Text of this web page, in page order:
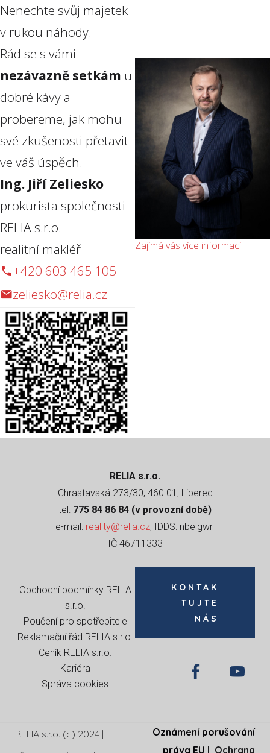
Nenechte svůj majetek
v rukou náhody.
Rád se s vámi
nezávazně setkám u
dobré kávy a
probereme, jak mohu
své zkušenosti přetavit
ve váš úspěch.
Ing. Jiří Zeliesko
prokurista společnosti
RELIA s.r.o.
realitní makléř
+420 603 465 105
zeliesko@relia.cz
Zajímá vás více informací
RELIA s.r.o.
Chrastavská 273/30, 460 01, Liberec
tel: 775 84 86 84 (v provozní době)
e-mail: reality@relia.cz, IDDS: nbeigwr
IČ 46711333
Obchodní podmínky RELIA
s.r.o.
Poučení pro spotřebitele
Reklamační řád RELIA s.r.o.
Ceník RELIA s.r.o.
Kariéra
Správa cookies
KONTAK
TUJTE
NÁS
RELIA s.r.o. (c) 2024 |
Oznámení porušování
práva EU | Ochrana